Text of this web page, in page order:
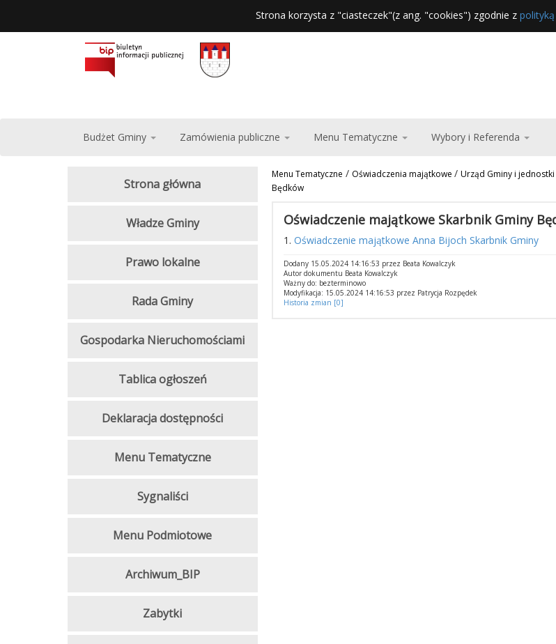
Strona korzysta z "ciasteczek"(z ang. "cookies") zgodnie z
Budżet Gminy Zamówienia publiczne Menu Tematyczne Wybory i Referenda
Menu Tematyczne / Oświadczenia majątkowe / Urząd Gminy i jednostki
Będków
Oświadczenie majątkowe Skarbnik Gminy
1. Oświadczenie majątkowe Anna Bijoch Skarbnik Gminy
Dodany 15.05.2024 14:16:53 przez Beata Kowalczyk
Autor dokumentu Beata Kowalczyk
Ważny do: bezterminowo
Modyfikacja: 15.05.2024 14:16:53 przez Patrycja Rozpędek
Historia zmian [0]
Strona główna
Władze Gminy
Prawo lokalne
Rada Gminy
Gospodarka Nieruchomościami
Tablica ogłoszeń
Deklaracja dostępności
Menu Tematyczne
Sygnaliści
Menu Podmiotowe
Archiwum_BIP
Zabytki